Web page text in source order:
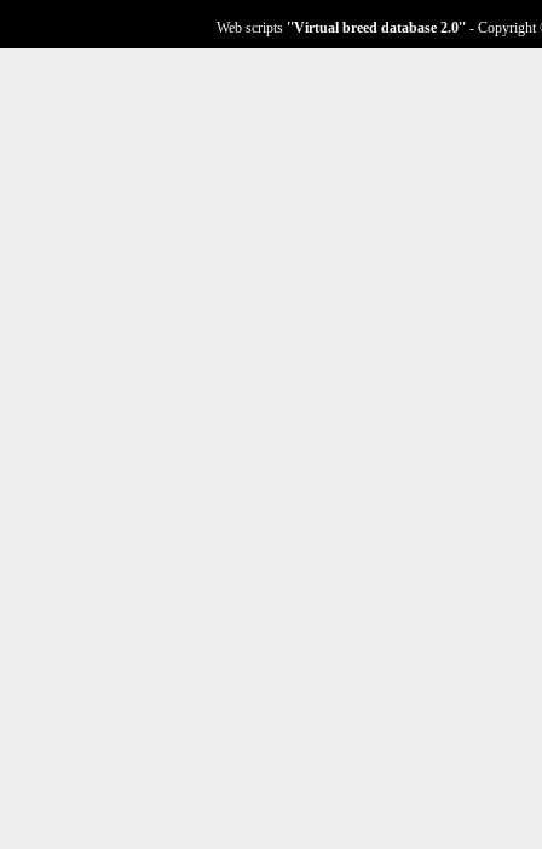
Web scripts ''Virtual breed database 2.0'' - Copyright